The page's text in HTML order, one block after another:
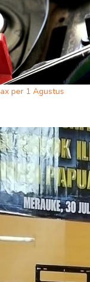
per 1 Agustus